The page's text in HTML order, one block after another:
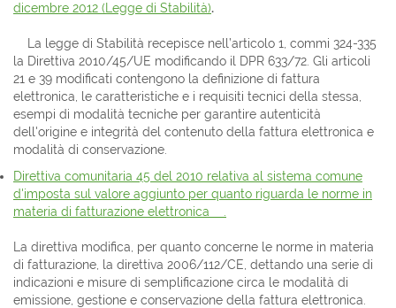
dicembre 2012 (Legge di Stabilità).
La legge di Stabilità recepisce nell’articolo 1, commi 324-335
la Direttiva 2010/45/UE modificando il DPR 633/72. Gli articoli
21 e 39 modificati contengono la definizione di fattura
elettronica, le caratteristiche e i requisiti tecnici della stessa,
esempi di modalità tecniche per garantire autenticità
dell'origine e integrità del contenuto della fattura elettronica e
modalità di conservazione.
Direttiva comunitaria 45 del 2010 relativa al sistema comune
d'imposta sul valore aggiunto per quanto riguarda le norme in
materia di fatturazione elettronica .
La direttiva modifica, per quanto concerne le norme in materia
di fatturazione, la direttiva 2006/112/CE, dettando una serie di
indicazioni e misure di semplificazione circa le modalità di
emissione, gestione e conservazione della fattura elettronica.